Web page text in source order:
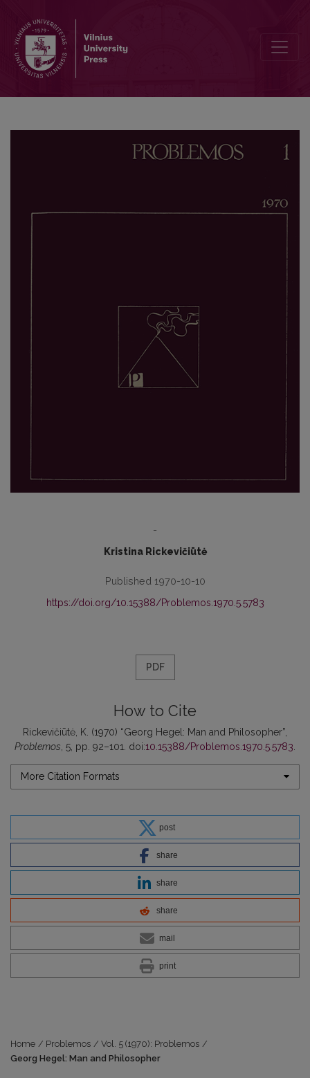
-
Kristina Rickevičiūtė
Published 1970-10-10
https://doi.org/10.15388/Problemos.1970.5.5783
PDF
How to Cite
Rickevičiūtė, K. (1970) “Georg Hegel: Man and Philosopher”,
Problemos , 5, pp. 92–101. doi:10.15388/Problemos.1970.5.5783
More Citation Formats
post
share
share
share
mail
print
Home / Problemos / Vol. 5 (1970): Problemos /
Georg Hegel: Man and Philosopher